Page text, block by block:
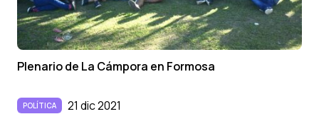
Plenario de La Cámpora en Formosa
POLÍTICA 21 dic 2021